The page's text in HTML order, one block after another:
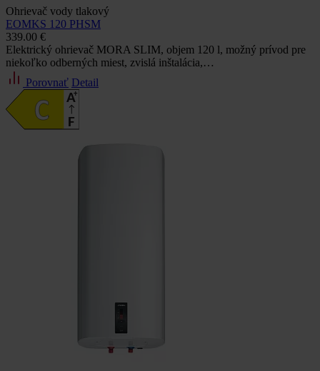
Ohrievač vody tlakový
EOMKS 120 PHSM
339.00 €
Elektrický ohrievač MORA SLIM, objem 120 l, možný prívod pre
niekoľko odberných miest, zvislá inštalácia,…
Porovnať Detail